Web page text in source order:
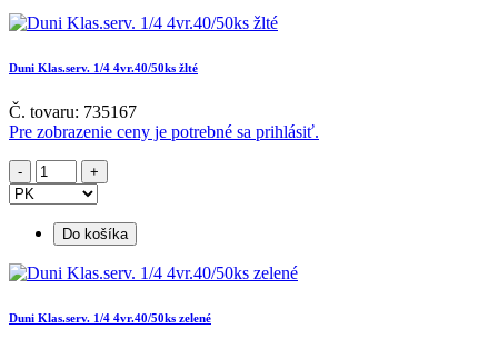
Duni Klas.serv. 1/4 4vr.40/50ks žlté
Č. tovaru: 735167
Pre zobrazenie ceny je potrebné sa prihlásiť.
Do košíka
Duni Klas.serv. 1/4 4vr.40/50ks zelené